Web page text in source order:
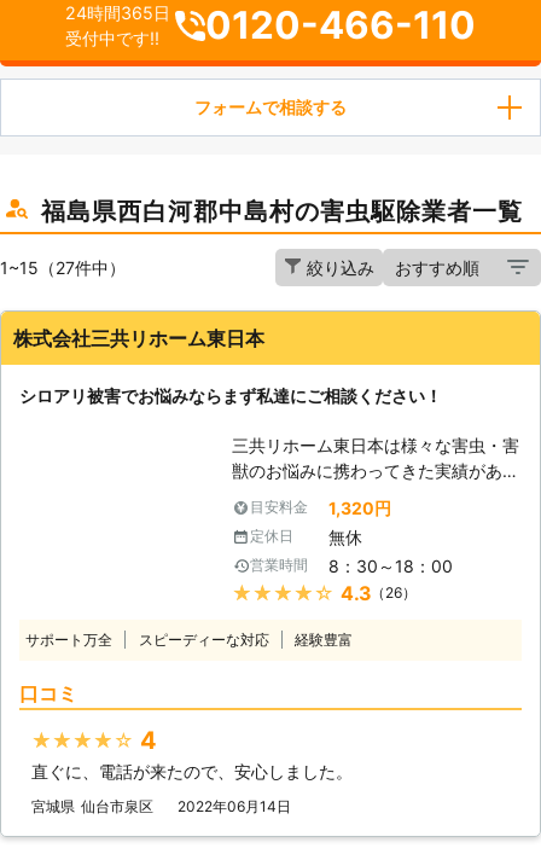
24時間365日
受付中です!!
0120-466-110
フォームで相談する
福島県西白河郡中島村の害虫駆除業者一覧
1~15（27件中） 絞り込み
株式会社三共リホーム東日本
シロアリ被害でお悩みならまず私達にご相談ください！
三共リホーム東日本は様々な害虫・害
獣のお悩みに携わってきた実績があ
り、そのノウハウを活かしてシロアリ
駆除を行っています。お客様の信頼を
何よりも大切にしており、駆除に使う
薬剤も安心なもので、住宅の耐震など
に関する知識も豊富ですので、お客様
は私達が思っている以上に大きな被害
分を土に還し、森を肥やすという重要
な役割を担っています。しかしそれが
目安料金 1,320円
定休日 無休
営業時間 8：30～18：00
★★★★★ 4.3 （26）
サポート万全 スピーディーな対応 経験豊富
口コミ
★★★★★ 4
直ぐに、電話が来たので、安心しました。
宮城県 仙台市泉区 2022年06月14日